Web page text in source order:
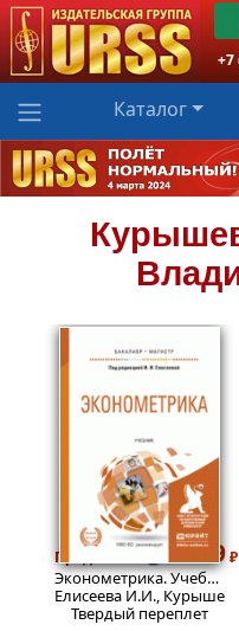
+7
Каталог
Пред.заказ! 2339₽
Эконометрика. Учебник для бакалавриата и магистратуры
Елисеева И.И.,
Твердый переплет